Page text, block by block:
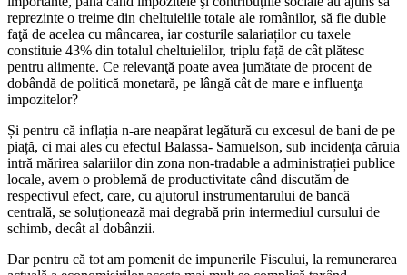
reprezinte o treime din cheltuielile totale ale românilor, să fie duble
faţă de acelea cu mâncarea, iar costurile salariaților cu taxele
constituie 43% din totalul cheltuielilor, triplu față de cât plătesc
pentru alimente. Ce relevanţă poate avea jumătate de procent de
dobândă de politică monetară, pe lângă cât de mare e influenţa
impozitelor?
Și pentru că inflația n-are neapărat legătură cu excesul de bani de pe
piață, ci mai ales cu efectul Balassa- Samuelson, sub incidența căruia
intră mărirea salariilor din zona non-tradable a administrației publice
locale, avem o problemă de productivitate când discutăm de
respectivul efect, care, cu ajutorul instrumentarului de bancă
centrală, se soluționează mai degrabă prin intermediul cursului de
schimb, decât al dobânzii.
Dar pentru că tot am pomenit de impunerile Fiscului, la remunerarea